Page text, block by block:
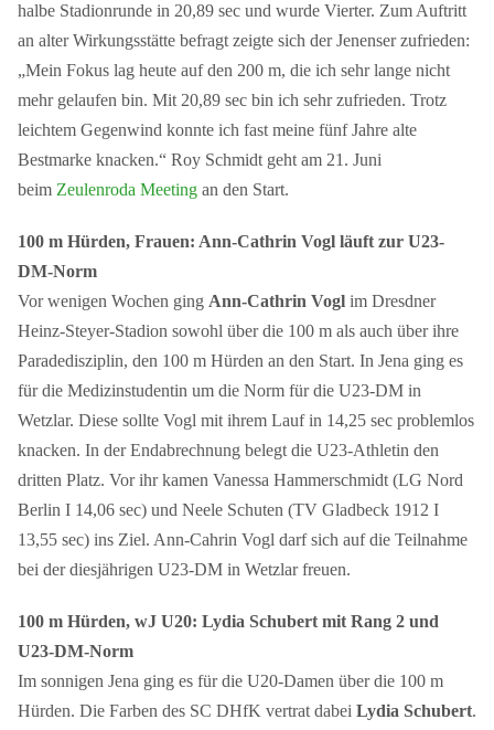
halbe Stadionrunde in 20,89 sec und wurde Vierter. Zum Auftritt
an alter Wirkungsstätte befragt zeigte sich der Jenenser zufrieden:
„Mein Fokus lag heute auf den 200 m, die ich sehr lange nicht
mehr gelaufen bin. Mit 20,89 sec bin ich sehr zufrieden. Trotz
leichtem Gegenwind konnte ich fast meine fünf Jahre alte
Bestmarke knacken.“ Roy Schmidt geht am 21. Juni
beim Zeulenroda Meetingan den Start.
100 m Hürden, Frauen: Ann-Cathrin Vogl läuft zur U23-
DM-Norm
Vor wenigen Wochen ging Ann-Cathrin Voglim Dresdner
Heinz-Steyer-Stadion sowohl über die 100 m als auch über ihre
Paradedisziplin, den 100 m Hürden an den Start. In Jena ging es
für die Medizinstudentin um die Norm für die U23-DM in
Wetzlar. Diese sollte Vogl mit ihrem Lauf in 14,25 sec problemlos
knacken. In der Endabrechnung belegt die U23-Athletin den
dritten Platz. Vor ihr kamen Vanessa Hammerschmidt (LG Nord
Berlin I 14,06 sec) und Neele Schuten (TV Gladbeck 1912 I
13,55 sec) ins Ziel. Ann-Cahrin Vogl darf sich auf die Teilnahme
bei der diesjährigen U23-DM in Wetzlar freuen.
100 m Hürden, wJ U20: Lydia Schubert mit Rang 2 und
U23-DM-Norm
Im sonnigen Jena ging es für die U20-Damen über die 100 m
Hürden. Die Farben des SC DHfK vertrat dabei Lydia Schubert.